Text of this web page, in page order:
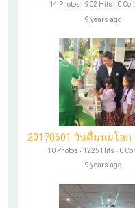
14 Photos ‧ 902 Hits ‧ 0
9 years ago
10 Photos ‧ 1225 Hits ‧ 0
9 years ago